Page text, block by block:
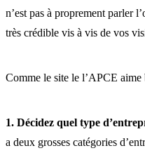
n’est pas à proprement parler
très crédible vis à vis de vos
Comme le site le l’APCE
1. Décidez quel type
a deux grosses catégories